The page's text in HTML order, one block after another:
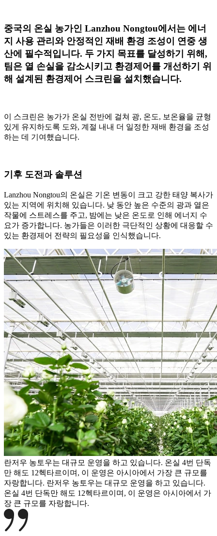
중국의 온실 농가인 Lanzhou Nongtou에서는 에너
지 사용 관리와 안정적인 재배 환경 조성이 연중 생
산에 필수적입니다. 두 가지 목표를 달성하기 위해,
팀은 열 손실을 감소시키고 환경제어를 개선하기 위
해 설계된 환경제어 스크린을 설치했습니다.
이 스크린은 농가가 온실 전반에 걸쳐 광, 온도, 보온율을 균형
있게 유지하도록 도와, 계절 내내 더 일정한 재배 환경을 조성
하는 데 기여했습니다.
기후 도전과 솔루션
Lanzhou Nongtou의 온실은 기온 변동이 크고 강한 태양 복사가
있는 지역에 위치해 있습니다. 낮 동안 높은 수준의 광과 열은
작물에 스트레스를 주고, 밤에는 낮은 온도로 인해 에너지 수
요가 증가합니다. 농가들은 이러한 극단적인 상황에 대응할 수
있는 환경제어 전략의 필요성을 인식했습니다.
란저우 농토우는 대규모 운영을 하고 있습니다. 온실 4번 단독
만 해도 12헥타르이며, 이 운영은 아시아에서 가장 큰 규모를
자랑합니다. 란저우 농토우는 대규모 운영을 하고 있습니다.
온실 4번 단독만 해도 12헥타르이며, 이 운영은 아시아에서 가
장 큰 규모를 자랑합니다.